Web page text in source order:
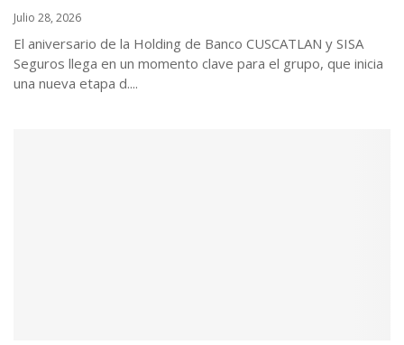
Julio 28, 2026
El aniversario de la Holding de Banco CUSCATLAN y SISA
Seguros llega en un momento clave para el grupo, que inicia
una nueva etapa d....